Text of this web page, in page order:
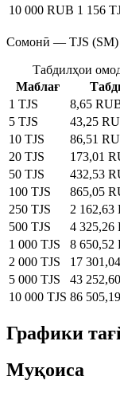
10 000 RUB 1 156
Сомонӣ — TJS
Табдилҳои
Маблағ
1 TJS
8,65
5 TJS
43,25
10 TJS
86,51
20 TJS
173,01
50 TJS
432,53
100 TJS
865,05
250 TJS
2 162,63
500 TJS
4 325,26
1 000 TJS
8 650,52
2 000 TJS
17
5 000 TJS
43
10 000 TJS 86
Графики
Муқоиса